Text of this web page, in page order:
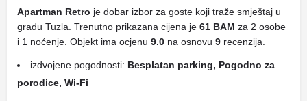
Apartman Retro je dobar izbor za goste koji traže smještaj u
gradu Tuzla. Trenutno prikazana cijena je 61 BAM za 2 osobe
i 1 noćenje. Objekt ima ocjenu 9.0 na osnovu 9 recenzija.
izdvojene pogodnosti: Besplatan parking, Pogodno za
porodice, Wi-Fi